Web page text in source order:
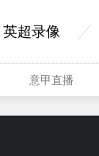
英超录像
意甲直播